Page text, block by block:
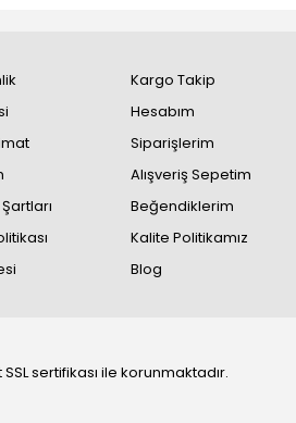
Kargo Takip
Hesabım
Siparişlerim
Alışveriş Sepetim
Beğendiklerim
Kalite Politikamız
Blog
sertifikası ile korunmaktadır.